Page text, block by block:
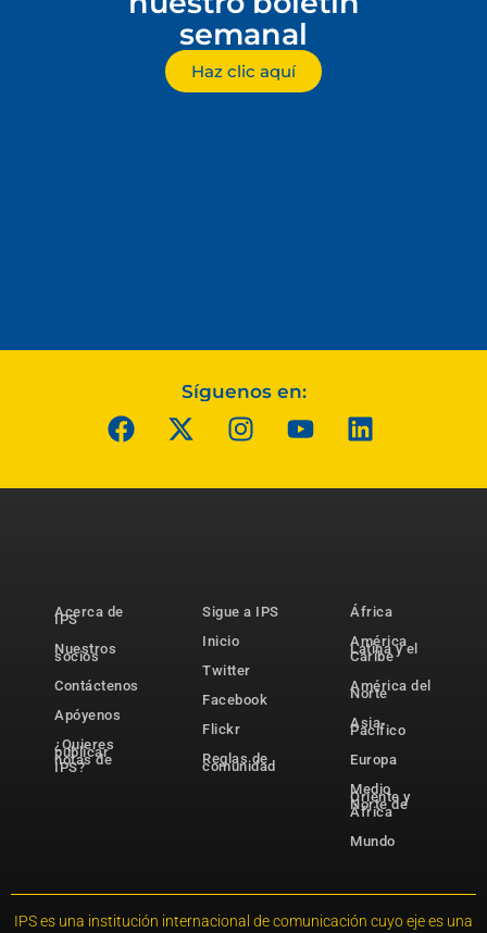
semanal
Haz clic aquí
Síguenos en:
Acerca de
IPS
Nuestros
socios
Contáctenos
Apóyenos
¿Quieres
publicar
notas de
IPS?
Sigue a IPS
Inicio
Twitter
Facebook
Flickr
Reglas de
comunidad
África
América
Latina y el
Caribe
América del
Norte
Asia-
Pacífico
Europa
Medio
Oriente y
Norte de
África
Mundo
IPS es una institución internacional de comunicación cuyo eje es una